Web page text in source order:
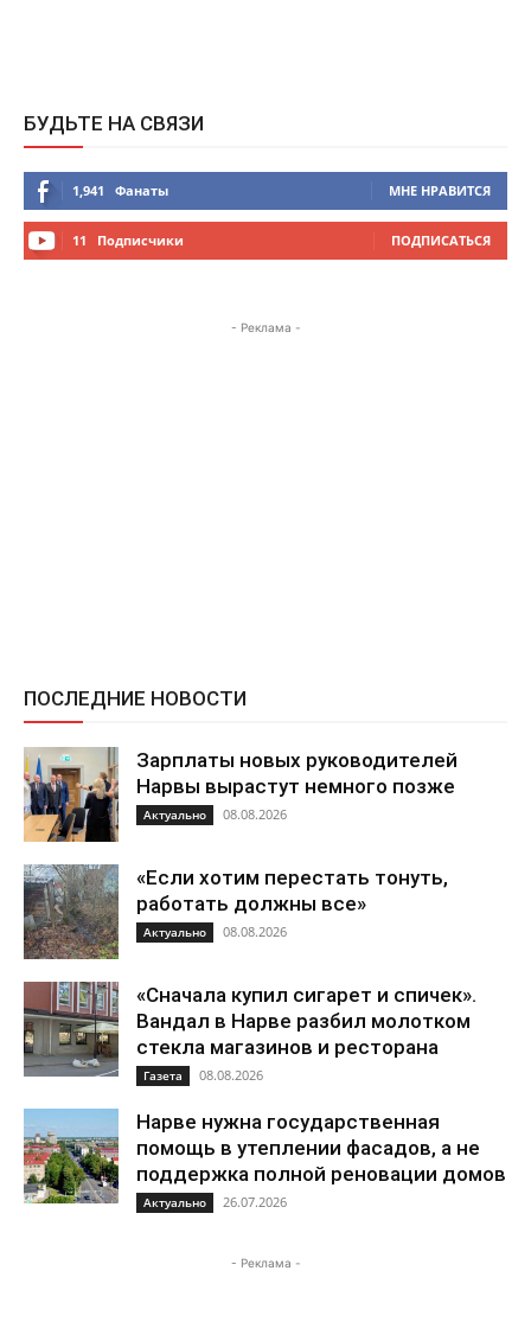
БУДЬТЕ НА СВЯЗИ
1,941 Фанаты МНЕ НРАВИТСЯ
11 Подписчики ПОДПИСАТЬСЯ
- Реклама -
ПОСЛЕДНИЕ НОВОСТИ
Зарплаты новых руководителей
Нарвы вырастут немного позже
Актуально 08.08.2026
«Если хотим перестать тонуть,
работать должны все»
Актуально 08.08.2026
«Сначала купил сигарет и спичек».
Вандал в Нарве разбил молотком
стекла магазинов и ресторана
Газета 08.08.2026
Нарве нужна государственная
помощь в утеплении фасадов, а не
поддержка полной реновации домов
Актуально 26.07.2026
- Реклама -